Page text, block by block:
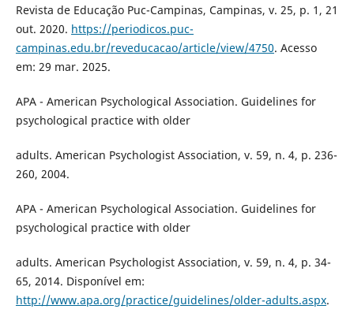
Revista de Educação Puc-Campinas, Campinas, v. 25, p. 1, 21
out. 2020. https://periodicos.puc-
campinas.edu.br/reveducacao/article/view/4750. Acesso
em: 29 mar. 2025.
APA - American Psychological Association. Guidelines for
psychological practice with older
adults. American Psychologist Association, v. 59, n. 4, p. 236-
260, 2004.
APA - American Psychological Association. Guidelines for
psychological practice with older
adults. American Psychologist Association, v. 59, n. 4, p. 34-
65, 2014. Disponível em:
http://www.apa.org/practice/guidelines/older-adults.aspx.